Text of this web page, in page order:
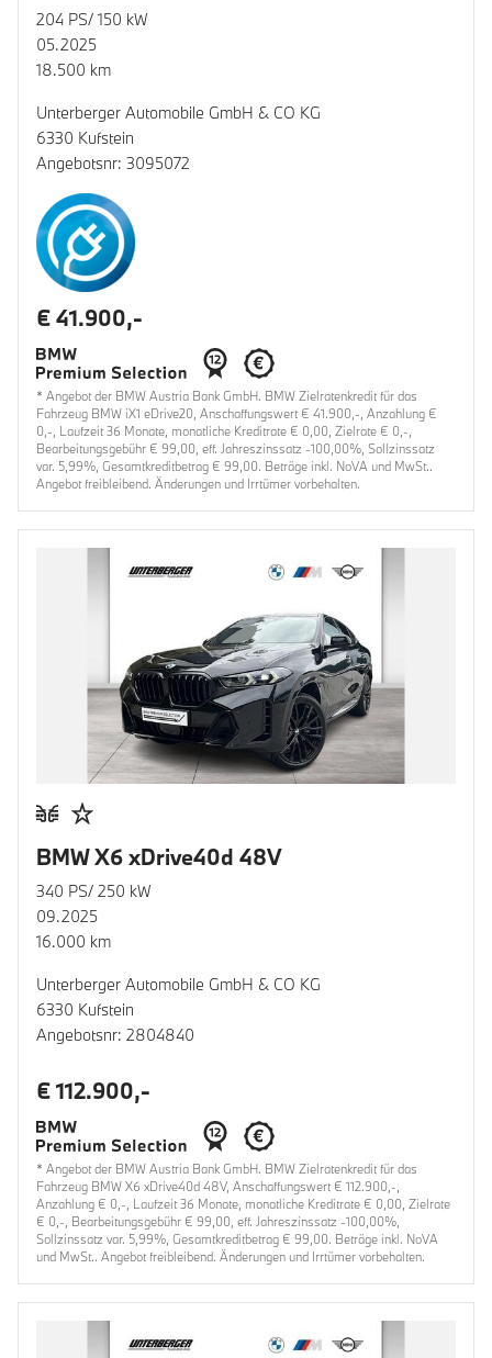
204 PS/ 150 kW
05.2025
18.500 km
Unterberger Automobile GmbH & CO KG
6330 Kufstein
Angebotsnr: 3095072
€ 41.900,-
* Angebot der BMW Austria Bank GmbH. BMW Zielratenkredit für das
Fahrzeug BMW iX1 eDrive20, Anschaffungswert € 41.900,-, Anzahlung €
0,-, Laufzeit 36 Monate, monatliche Kreditrate € 0,00, Zielrate € 0,-,
Bearbeitungsgebühr € 99,00, eff. Jahreszinssatz -100,00%, Sollzinssatz
var. 5,99%, Gesamtkreditbetrag € 99,00. Beträge inkl. NoVA und MwSt..
Angebot freibleibend. Änderungen und Irrtümer vorbehalten.
BMW X6 xDrive40d 48V
340 PS/ 250 kW
09.2025
16.000 km
Unterberger Automobile GmbH & CO KG
6330 Kufstein
Angebotsnr: 2804840
€ 112.900,-
* Angebot der BMW Austria Bank GmbH. BMW Zielratenkredit für das
Fahrzeug BMW X6 xDrive40d 48V, Anschaffungswert € 112.900,-,
Anzahlung € 0,-, Laufzeit 36 Monate, monatliche Kreditrate € 0,00, Zielrate
€ 0,-, Bearbeitungsgebühr € 99,00, eff. Jahreszinssatz -100,00%,
Sollzinssatz var. 5,99%, Gesamtkreditbetrag € 99,00. Beträge inkl. NoVA
und MwSt.. Angebot freibleibend. Änderungen und Irrtümer vorbehalten.